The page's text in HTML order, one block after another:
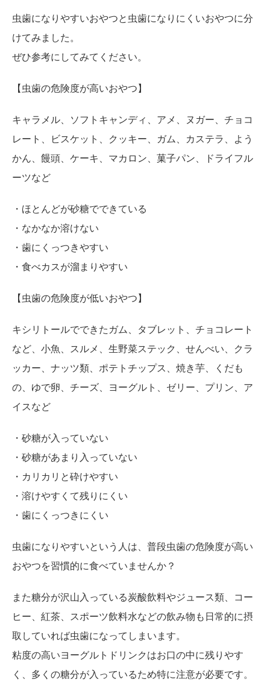
虫歯になりやすいおやつと虫歯になりにくいおやつに分
けてみました。
ぜひ参考にしてみてください。
【虫歯の危険度が高いおやつ】
キャラメル、ソフトキャンディ、アメ、ヌガー、チョコ
レート、ビスケット、クッキー、ガム、カステラ、よう
かん、饅頭、ケーキ、マカロン、菓子パン、ドライフル
ーツなど
・ほとんどが砂糖でできている
・なかなか溶けない
・歯にくっつきやすい
・食べカスが溜まりやすい
【虫歯の危険度が低いおやつ】
キシリトールでできたガム、タブレット、チョコレート
など、小魚、スルメ、生野菜ステック、せんべい、クラ
ッカー、ナッツ類、ポテトチップス、焼き芋、くだも
の、ゆで卵、チーズ、ヨーグルト、ゼリー、プリン、ア
イスなど
・砂糖が入っていない
・砂糖があまり入っていない
・カリカリと砕けやすい
・溶けやすくて残りにくい
・歯にくっつきにくい
虫歯になりやすいという人は、普段虫歯の危険度が高い
おやつを習慣的に食べていませんか？
また糖分が沢山入っている炭酸飲料やジュース類、コー
ヒー、紅茶、スポーツ飲料水などの飲み物も日常的に摂
取していれば虫歯になってしまいます。
粘度の高いヨーグルトドリンクはお口の中に残りやす
く、多くの糖分が入っているため特に注意が必要です。